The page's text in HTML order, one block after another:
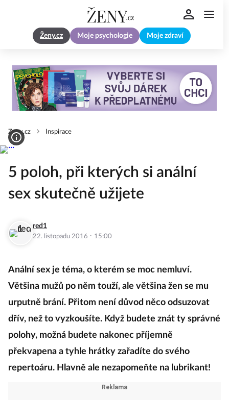
Ženy.cz Moje psychologie Moje zdraví
Zeny.cz Inspirace
5 poloh, při kterých si anální
sex skutečně užijete
red1
22. listopadu 2016 · 15:00
Anální sex je téma, o kterém se moc nemluví.
Většina mužů po něm touží, ale většina žen se mu
urputně brání. Přitom není důvod něco odsuzovat
dřív, než to vyzkoušíte. Když budete znát ty správné
polohy, možná budete nakonec příjemně
překvapena a tyhle hrátky zařadíte do svého
repertoáru. Hlavně ale nezapomeňte na lubrikant!